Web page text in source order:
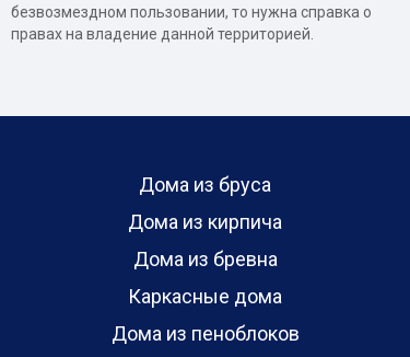
безвозмездном пользовании, то нужна справка о
правах на владение данной территорией.
Дома из бруса
Дома из кирпича
Дома из бревна
Каркасные дома
Дома из пеноблоков